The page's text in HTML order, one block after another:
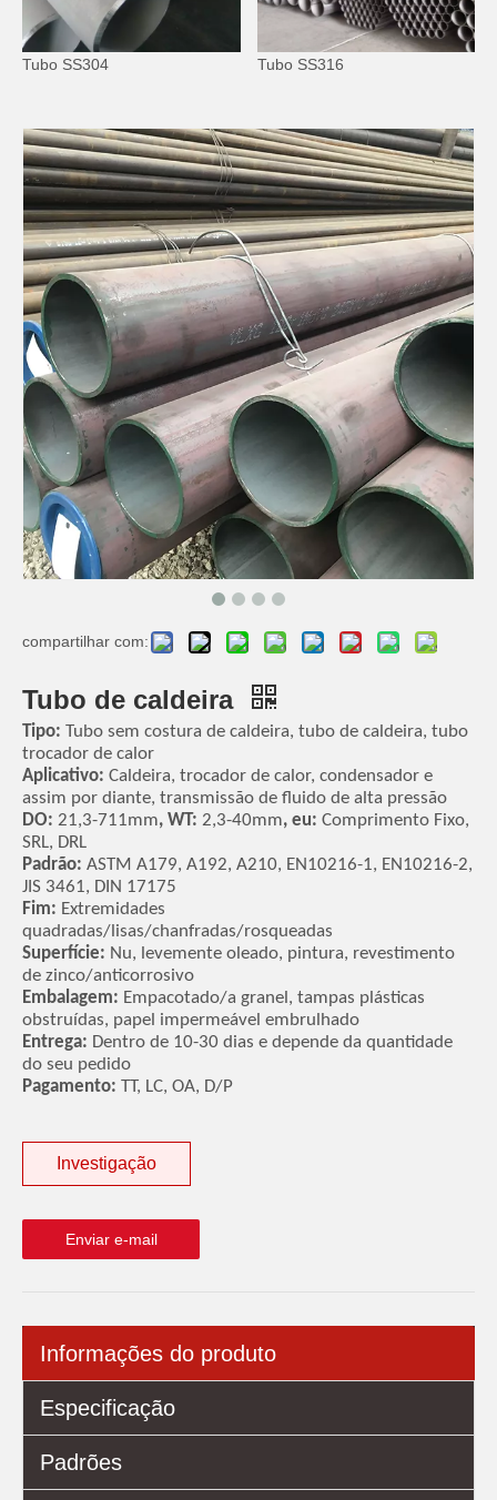
Tubo SS304 Tubo SS316
compartilhar com:
Tubo de caldeira
Tipo: Tubo sem costura de caldeira, tubo de caldeira, tubo
trocador de calor
Aplicativo: Caldeira, trocador de calor, condensador e
assim por diante, transmissão de fluido de alta pressão
DO: 21,3-711mm, WT: 2,3-40mm, eu: Comprimento Fixo,
SRL, DRL
Padrão: ASTM A179, A192, A210, EN10216-1, EN10216-2,
JIS 3461, DIN 17175
Fim: Extremidades
quadradas/lisas/chanfradas/rosqueadas
Superfície: Nu, levemente oleado, pintura, revestimento
de zinco/anticorrosivo
Embalagem: Empacotado/a granel, tampas plásticas
obstruídas, papel impermeável embrulhado
Entrega: Dentro de 10-30 dias e depende da quantidade
do seu pedido
Pagamento: TT, LC, OA, D/P
Investigação
Enviar e-mail
Informações do produto
Especificação
Padrões